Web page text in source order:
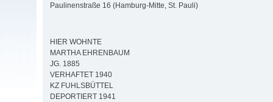
Paulinenstraße 16 (Hamburg-Mitte, St. Pauli)
HIER WOHNTE
MARTHA EHRENBAUM
JG. 1885
VERHAFTET 1940
KZ FUHLSBÜTTEL
DEPORTIERT 1941